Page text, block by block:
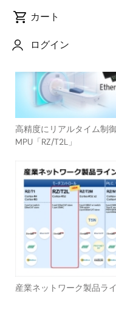
カート
ログイン
高精度にリアルタイム制
MPU「RZ/T2L」
産業ネットワーク製品ラ